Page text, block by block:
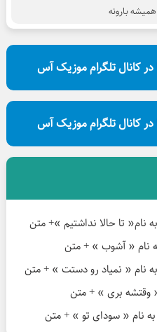
بارونه
کانال تلگرام موزیک آس
کانال تلگرام موزیک آس
نام« تا حالا نداشتیم »+ متن
نام « آشوب » + متن
نام « نمیاد رو دستت » + متن
وقتشه بری » + متن
نام « سودای تو » + متن